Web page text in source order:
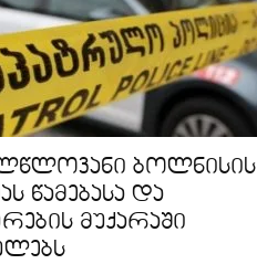
ბოლნისის
წამებასა და
მუქარაში